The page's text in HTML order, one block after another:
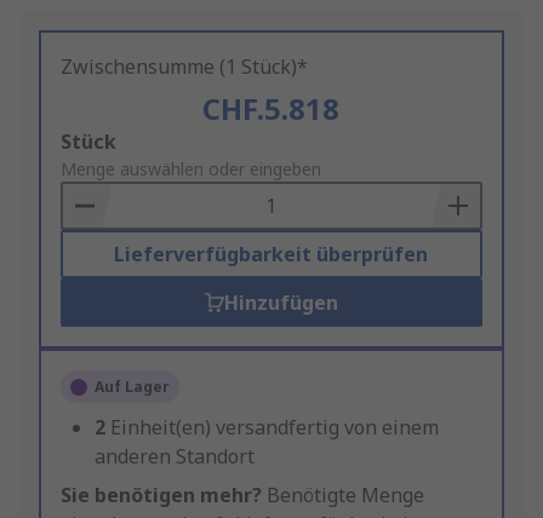
Zwischensumme (1 Stück)*
CHF.5.818
Add
to
Basket
Stück
Menge auswählen oder eingeben
Lieferverfügbarkeit überprüfen
Hinzufügen
Auf Lager
2 Einheit(en) versandfertig von einem
anderen Standort
Sie benötigen mehr? Benötigte Menge